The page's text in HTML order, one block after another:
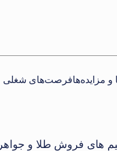
مزایده‌هافرصت‌های شغلی
های فروش طلا و جواهر